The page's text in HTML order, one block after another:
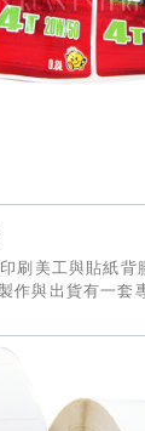
刷美工與貼紙背
作與出貨有一套